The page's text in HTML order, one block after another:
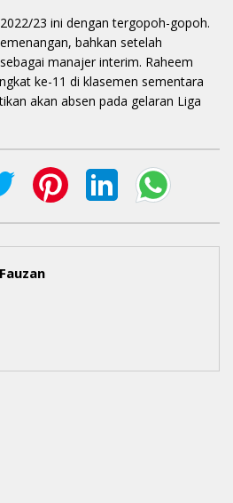
23 ini dengan tergopoh-gopoh.
bahkan setelah
manajer interim. Raheem
ke-11 di klasemen sementara
akan absen pada gelaran Liga